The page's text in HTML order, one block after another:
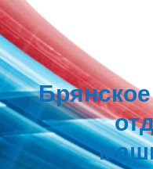
Перейти
к
содержимому